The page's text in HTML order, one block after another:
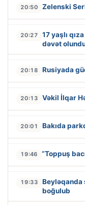
20:50 Zelenski
20:27
17 yaşlı
dəvət
20:18 Rusiyada
20:13 Vəkil İlqar
20:01 Bakıda
19:46 “Toppuş
19:33
Beyləqanda
boğulub